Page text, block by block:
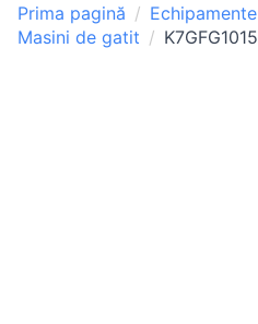
Prima pagină
Masini de gatit